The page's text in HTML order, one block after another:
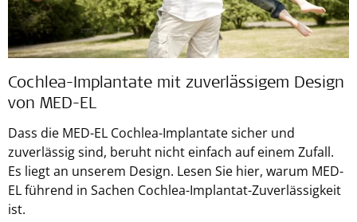
Cochlea-Implantate mit zuverlässigem Design
von MED-EL
Dass die MED-EL Cochlea-Implantate sicher und
zuverlässig sind, beruht nicht einfach auf einem Zufall.
Es liegt an unserem Design. Lesen Sie hier, warum MED-
EL führend in Sachen Cochlea-Implantat-Zuverlässigkeit
ist.